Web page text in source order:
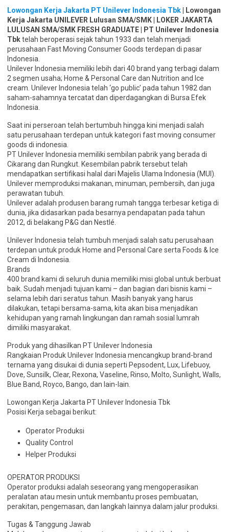
Lowongan Kerja Jakarta PT Unilever Indonesia Tbk | Lowongan
Kerja Jakarta UNILEVER Lulusan SMA/SMK | LOKER JAKARTA
LULUSAN SMA/SMK FRESH GRADUATE | PT Unilever Indonesia
Tbktelah beroperasi sejak tahun 1933 dan telah menjadi
perusahaan Fast Moving Consumer Goods terdepan di pasar
Indonesia.
Unilever Indonesia memiliki lebih dari 40 brand yang terbagi dalam
2 segmen usaha; Home & Personal Care dan Nutrition and Ice
cream. Unilever Indonesia telah ‘go public’ pada tahun 1982 dan
saham-sahamnya tercatat dan diperdagangkan di Bursa Efek
Indonesia.
Saat ini perseroan telah bertumbuh hingga kini menjadi salah
satu perusahaan terdepan untuk kategori fast moving consumer
goods di indonesia.
PT Unilever Indonesia memiliki sembilan pabrik yang berada di
Cikarang dan Rungkut. Kesembilan pabrik tersebut telah
mendapatkan sertifikasi halal dari Majelis Ulama Indonesia (MUI).
Unilever memproduksi makanan, minuman, pembersih, dan juga
perawatan tubuh.
Unilever adalah produsen barang rumah tangga terbesar ketiga di
dunia, jika didasarkan pada besarnya pendapatan pada tahun
2012, di belakang P&G dan Nestlé.
Unilever Indonesia telah tumbuh menjadi salah satu perusahaan
terdepan untuk produk Home and Personal Care serta Foods & Ice
Cream di Indonesia.
Brands
400 brand kami di seluruh dunia memiliki misi global untuk berbuat
baik. Sudah menjadi tujuan kami – dan bagian dari bisnis kami –
selama lebih dari seratus tahun. Masih banyak yang harus
dilakukan, tetapi bersama-sama, kita akan bisa menjadikan
kehidupan yang ramah lingkungan dan ramah sosial lumrah
dimiliki masyarakat.
Produk yang dihasilkan PT Unilever Indonesia
Rangkaian Produk Unilever Indonesia mencangkup brand-brand
ternama yang disukai di dunia seperti Pepsodent, Lux, Lifebuoy,
Dove, Sunsilk, Clear, Rexona, Vaseline, Rinso, Molto, Sunlight, Walls,
Blue Band, Royco, Bango, dan lain-lain.
Lowongan Kerja Jakarta PT Unilever Indonesia Tbk
Posisi Kerja sebagai berikut:
Operator Produksi
Quality Control
Helper Produksi
OPERATOR PRODUKSI
Operator produksi adalah seseorang yang mengoperasikan
peralatan atau mesin untuk membantu proses pembuatan,
perakitan, pengemasan, dan langkah lainnya dalam jalur produksi.
Tugas & Tanggung Jawab